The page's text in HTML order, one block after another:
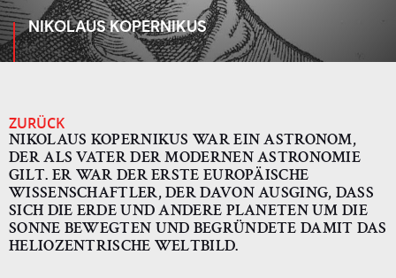
NIKOLAUS KOPERNIKUS
ZURÜCK
NIKOLAUS KOPERNIKUS WAR EIN ASTRONOM,
DER ALS VATER DER MODERNEN ASTRONOMIE
GILT. ER WAR DER ERSTE EUROPÄISCHE
WISSENSCHAFTLER, DER DAVON AUSGING, DASS
SICH DIE ERDE UND ANDERE PLANETEN UM DIE
SONNE BEWEGTEN UND BEGRÜNDETE DAMIT DAS
HELIOZENTRISCHE WELTBILD.